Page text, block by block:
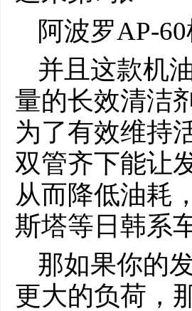
阿波罗AP-
并且这款机
量的长效清洁
为了有效维持
双管齐下能让
从而降低油耗
斯塔等日韩系
那如果你的
更大的负荷，